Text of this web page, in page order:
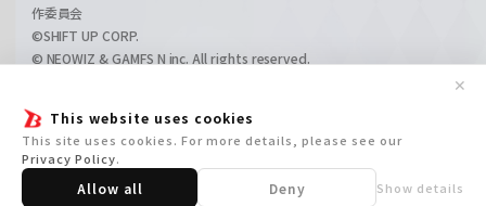
This website uses cookies
This site uses cookies. For more details, please see our
Privacy Policy.
Allow all Deny Show details
✕
作委員会
©SHIFT UP CORP.
© NEOWIZ & GAMFS N inc. All rights reserved.
©GIRLS und PANZER Film Projekt
©GIRLS und PANZER Finale Projekt